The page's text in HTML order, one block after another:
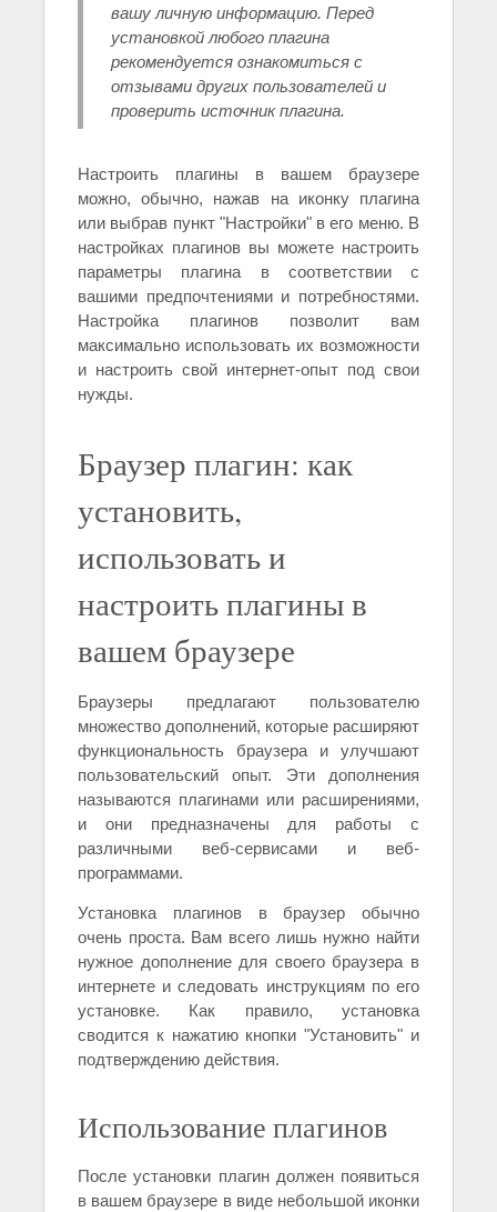
вашу личную информацию. Перед
установкой любого плагина
рекомендуется ознакомиться с
отзывами других пользователей и
проверить источник плагина.
Настроить плагины в вашем браузере
можно, обычно, нажав на иконку плагина
или выбрав пункт "Настройки" в его меню. В
настройках плагинов вы можете настроить
параметры плагина в соответствии с
вашими предпочтениями и потребностями.
Настройка плагинов позволит вам
максимально использовать их возможности
и настроить свой интернет-опыт под свои
нужды.
Браузер плагин: как
установить,
использовать и
настроить плагины в
вашем браузере
Браузеры предлагают пользователю
множество дополнений, которые расширяют
функциональность браузера и улучшают
пользовательский опыт. Эти дополнения
называются плагинами или расширениями,
и они предназначены для работы с
различными веб-сервисами и веб-
программами.
Установка плагинов в браузер обычно
очень проста. Вам всего лишь нужно найти
нужное дополнение для своего браузера в
интернете и следовать инструкциям по его
установке. Как правило, установка
сводится к нажатию кнопки "Установить" и
подтверждению действия.
Использование плагинов
После установки плагин должен появиться
в вашем браузере в виде небольшой иконки